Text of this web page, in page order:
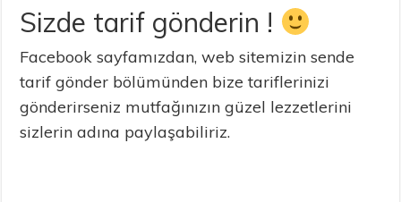
Sizde tarif gönderin !
Facebook sayfamızdan, web sitemizin sende
tarif gönder bölümünden bize tariflerinizi
gönderirseniz mutfağınızın güzel lezzetlerini
sizlerin adına paylaşabiliriz.